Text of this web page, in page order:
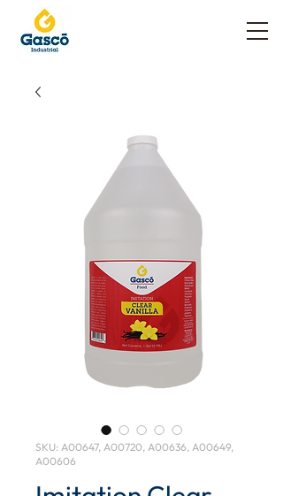
SKU: A00647, A00720, A00636, A00649,
A00606